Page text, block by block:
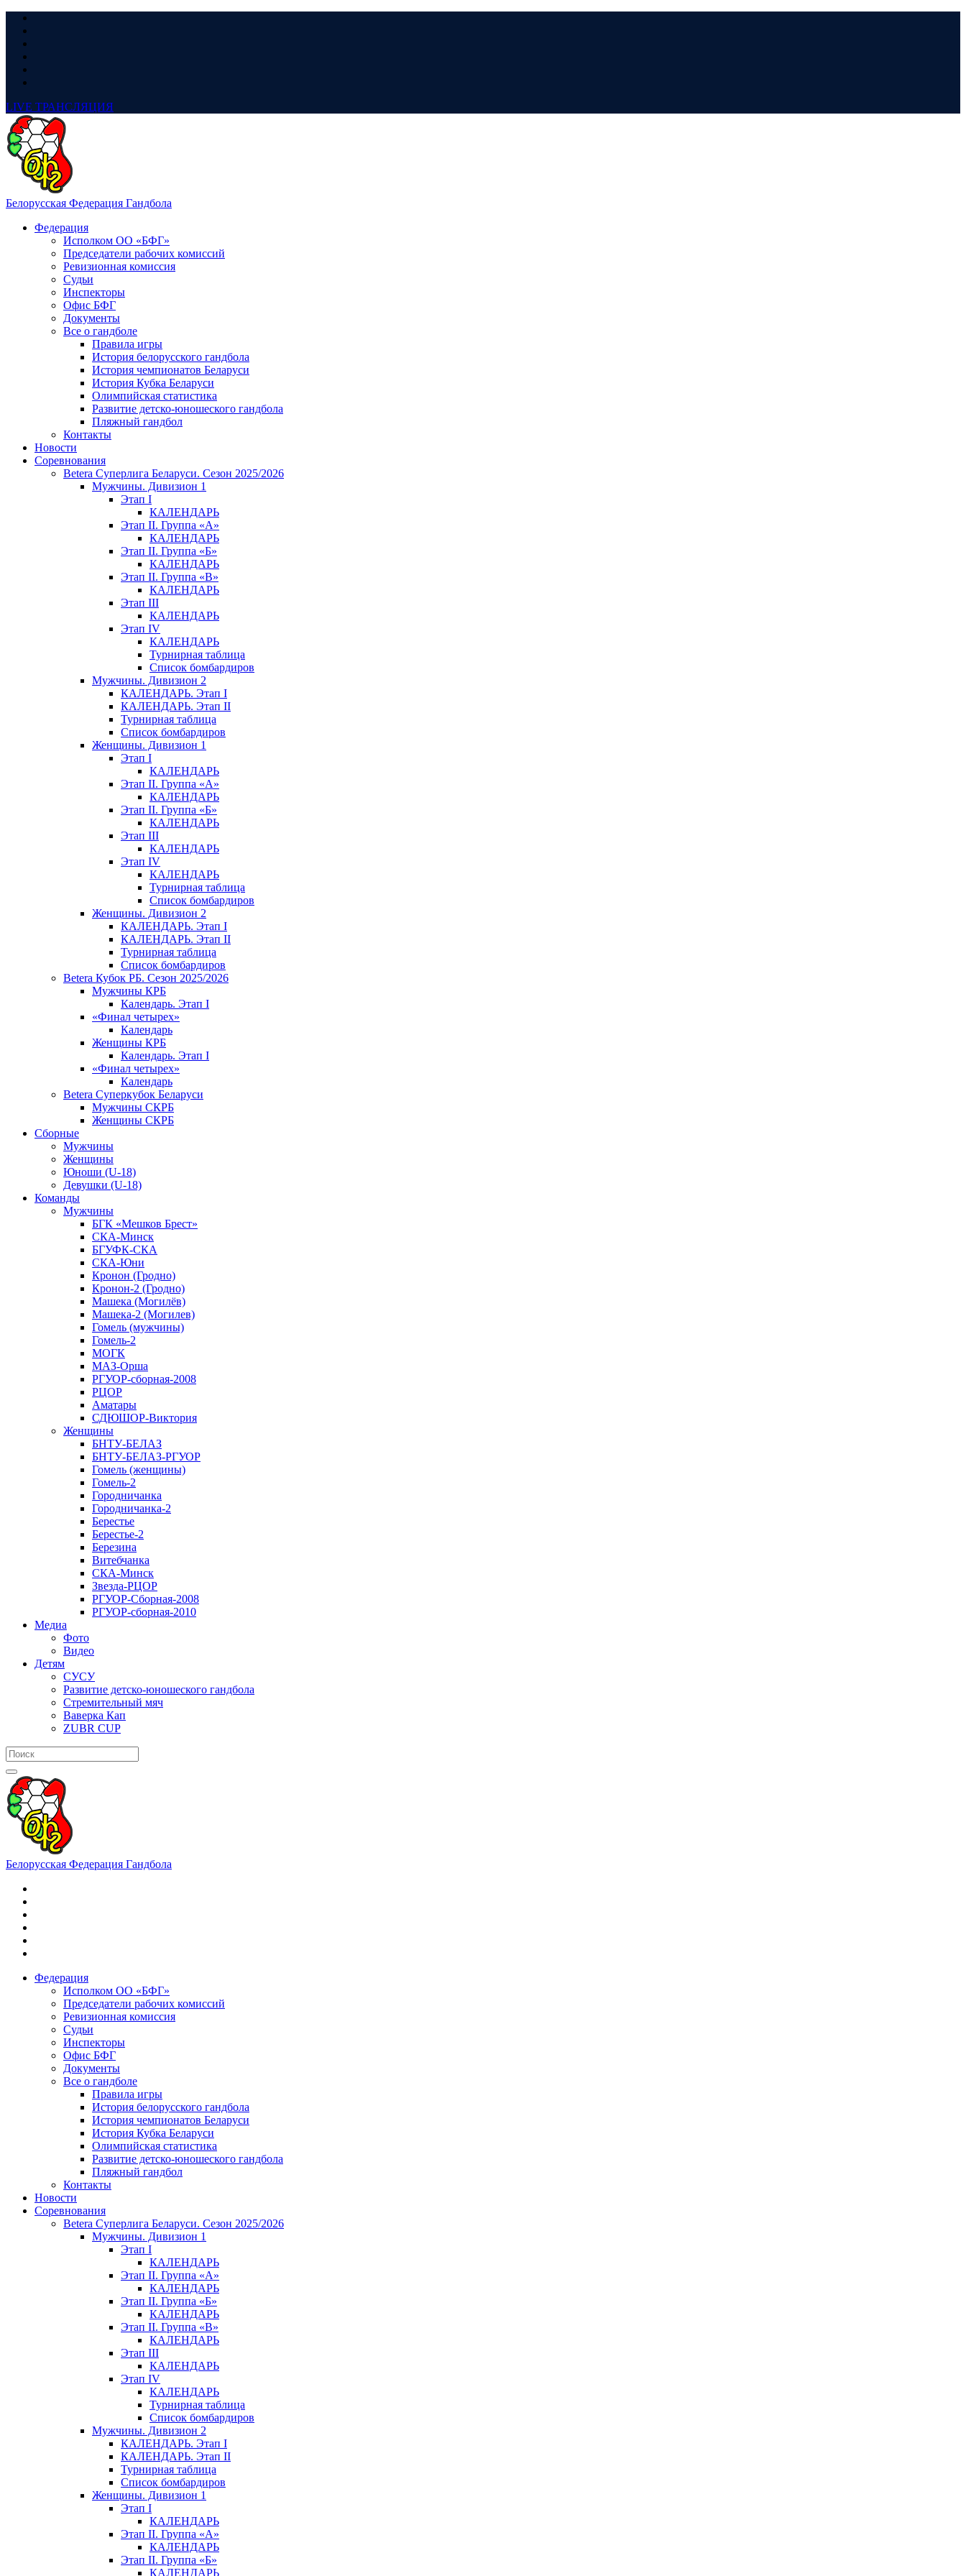
LIVE ТРАНСЛЯЦИЯ
Белорусская Федерация Гандбола
Федерация
Исполком ОО «БФГ»
Председатели рабочих комиссий
Ревизионная комиссия
Судьи
Инспекторы
Офис БФГ
Документы
Все о гандболе
Правила игры
История белорусского гандбола
История чемпионатов Беларуси
История Кубка Беларуси
Олимпийская статистика
Развитие детско-юношеского гандбола
Пляжный гандбол
Контакты
Новости
Соревнования
Betera Суперлига Беларуси. Сезон 2025/2026
Мужчины. Дивизион 1
Этап I
КАЛЕНДАРЬ
Этап II. Группа «А»
КАЛЕНДАРЬ
Этап II. Группа «Б»
КАЛЕНДАРЬ
Этап II. Группа «В»
КАЛЕНДАРЬ
Этап III
КАЛЕНДАРЬ
Этап IV
КАЛЕНДАРЬ
Турнирная таблица
Список бомбардиров
Мужчины. Дивизион 2
КАЛЕНДАРЬ. Этап I
КАЛЕНДАРЬ. Этап II
Турнирная таблица
Список бомбардиров
Женщины. Дивизион 1
Этап I
КАЛЕНДАРЬ
Этап II. Группа «А»
КАЛЕНДАРЬ
Этап II. Группа «Б»
КАЛЕНДАРЬ
Этап III
КАЛЕНДАРЬ
Этап IV
КАЛЕНДАРЬ
Турнирная таблица
Список бомбардиров
Женщины. Дивизион 2
КАЛЕНДАРЬ. Этап I
КАЛЕНДАРЬ. Этап II
Турнирная таблица
Список бомбардиров
Betera Кубок РБ. Сезон 2025/2026
Мужчины КРБ
Календарь. Этап I
«Финал четырех»
Календарь
Женщины КРБ
Календарь. Этап I
«Финал четырех»
Календарь
Betera Суперкубок Беларуси
Мужчины СКРБ
Женщины СКРБ
Сборные
Мужчины
Женщины
Юноши (U-18)
Девушки (U-18)
Команды
Мужчины
БГК «Мешков Брест»
СКА-Минск
БГУФК-СКА
СКА-Юни
Кронон (Гродно)
Кронон-2 (Гродно)
Машека (Могилёв)
Машека-2 (Могилев)
Гомель (мужчины)
Гомель-2
МОГК
МАЗ-Орша
РГУОР-сборная-2008
РЦОР
Аматары
СДЮШОР-Виктория
Женщины
БНТУ-БЕЛАЗ
БНТУ-БЕЛАЗ-РГУОР
Гомель (женщины)
Гомель-2
Городничанка
Городничанка-2
Берестье
Берестье-2
Березина
Витебчанка
СКА-Минск
Звезда-РЦОР
РГУОР-Сборная-2008
РГУОР-сборная-2010
Медиа
Фото
Видео
Детям
СУСУ
Развитие детско-юношеского гандбола
Стремительный мяч
Ваверка Кап
ZUBR CUP
Белорусская Федерация Гандбола
Федерация
Исполком ОО «БФГ»
Председатели рабочих комиссий
Ревизионная комиссия
Судьи
Инспекторы
Офис БФГ
Документы
Все о гандболе
Правила игры
История белорусского гандбола
История чемпионатов Беларуси
История Кубка Беларуси
Олимпийская статистика
Развитие детско-юношеского гандбола
Пляжный гандбол
Контакты
Новости
Соревнования
Betera Суперлига Беларуси. Сезон 2025/2026
Мужчины. Дивизион 1
Этап I
КАЛЕНДАРЬ
Этап II. Группа «А»
КАЛЕНДАРЬ
Этап II. Группа «Б»
КАЛЕНДАРЬ
Этап II. Группа «В»
КАЛЕНДАРЬ
Этап III
КАЛЕНДАРЬ
Этап IV
КАЛЕНДАРЬ
Турнирная таблица
Список бомбардиров
Мужчины. Дивизион 2
КАЛЕНДАРЬ. Этап I
КАЛЕНДАРЬ. Этап II
Турнирная таблица
Список бомбардиров
Женщины. Дивизион 1
Этап I
КАЛЕНДАРЬ
Этап II. Группа «А»
КАЛЕНДАРЬ
Этап II. Группа «Б»
КАЛЕНДАРЬ